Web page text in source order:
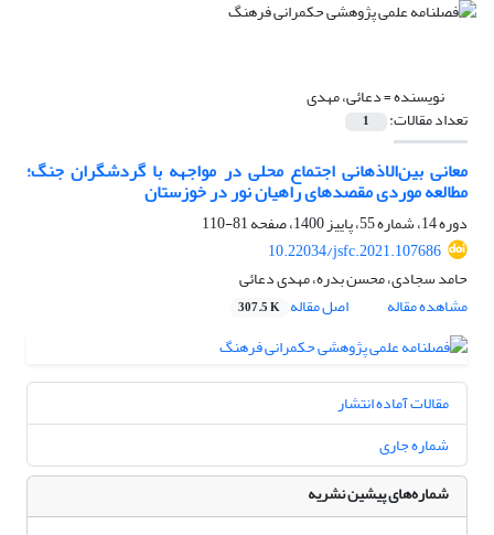
نویسنده =دعائی، مهدی
تعداد مقالات: 1
معانی‌ بین‌الاذهانی اجتماع محلی در مواجهه با گردشگران جنگ؛
مطالعه موردی مقصدهای راهیان نور در خوزستان
دوره 14، شماره 55، پاییز 1400، صفحه
81-110
10.22034/jsfc.2021.107686
حامد سجادی، محسن بدره، مهدی دعائی
مشاهده مقاله
اصل مقاله 307.5 K
مقالات آماده انتشار
شماره جاری
شماره‌های پیشین نشریه